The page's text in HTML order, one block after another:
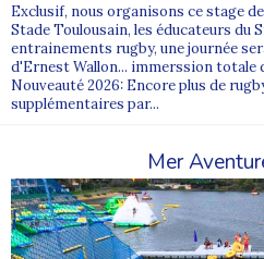
Exclusif, nous organisons ce stage
Stade Toulousain, les éducateurs du
entrainements rugby, une journée
d'Ernest Wallon... immerssion totale
Nouveauté 2026: Encore plus de
supplémentaires par...
Mer